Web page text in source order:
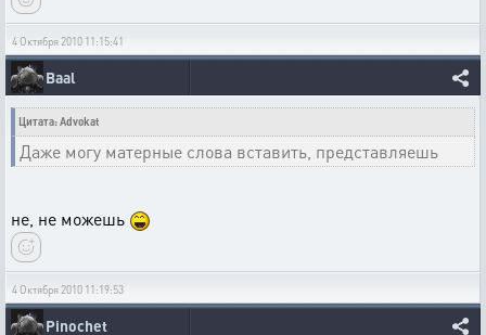
4 Октября 2010 11:15:41
Baal
Цитата: Advokat
Даже могу матерные слова вставить, представляешь
не, не можешь
4 Октября 2010 11:19:53
Pinochet